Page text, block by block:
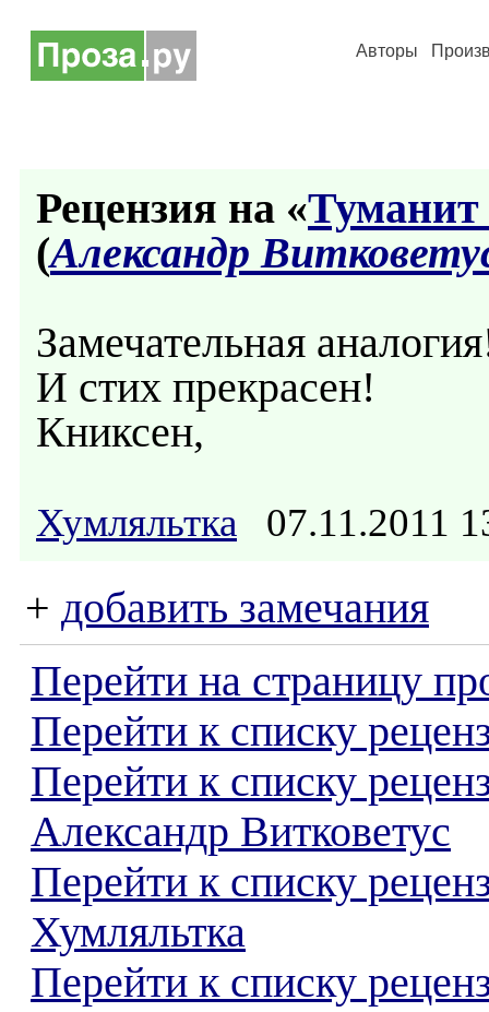
Авторы
Рецензия на «
(Александр
Замечательная
И стих прекрасен!
Книксен,
Хумляльтка 07.11.2011
+ добавить замечания
Перейти на страницу
Перейти к списку
Перейти к списку
Александр Витковетус
Перейти к списку
Хумляльтка
Перейти к списку